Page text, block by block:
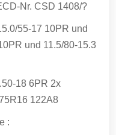
Nr. CSD 1408/?
55-17 10PR und
und 11.5/80-15.3
18 6PR 2x
122A8
: